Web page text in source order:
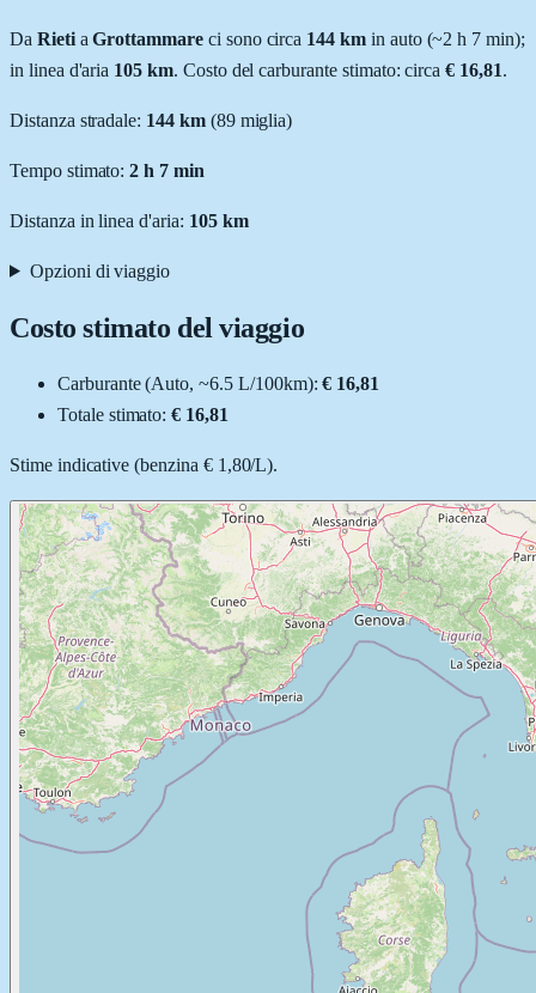
Da RietiaGrottammareci sono circa 144 kmin auto (~2 h 7 min);
in linea d'aria 105 km. Costo del carburante stimato: circa € 16,81.
Distanza stradale: 144km (89miglia)
Tempo stimato:2 h 7 min
Distanza in linea d'aria: 105km
Opzioni di viaggio
Costo stimato del viaggio
Carburante (Auto, ~6.5 L/100km): € 16,81
Totale stimato:€ 16,81
Stime indicative (benzina € 1,80/L).